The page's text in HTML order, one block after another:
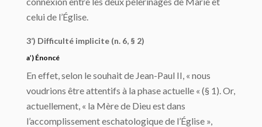
celui de l’Église.
3’) Difficulté implicite (n. 6, § 2)
a’) Énoncé
En effet, selon le souhait de Jean-Paul II, « nous
voudrions être attentifs à la phase actuelle « (§ 1). Or,
actuellement, « la Mère de Dieu est dans
l’accomplissement eschatologique de l’Église »,